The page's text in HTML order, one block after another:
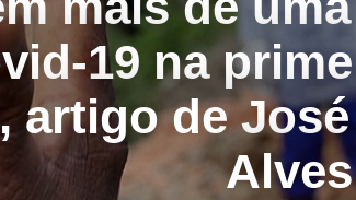
19 na
artigo de
Alves